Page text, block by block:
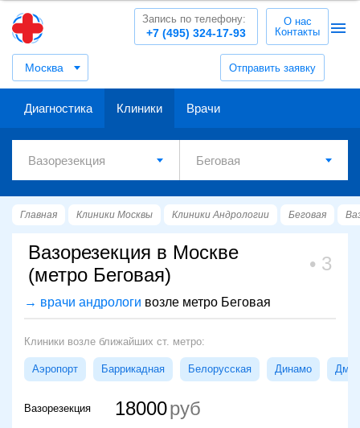
Москва Отправить заявку
+7 (495) 324-17-93
Запись по телефону:
О нас
Контакты
Диагностика Клиники Врачи
Главная Клиники Москвы Клиники Андрологии Беговая
Вазорезекция в Москве
(метро Беговая)
3
→ врачи андрологи возле метро Беговая
Клиники возле ближайших ст. метро:
Аэропорт Баррикадная Белорусская Динамо
Вазорезекция 18000